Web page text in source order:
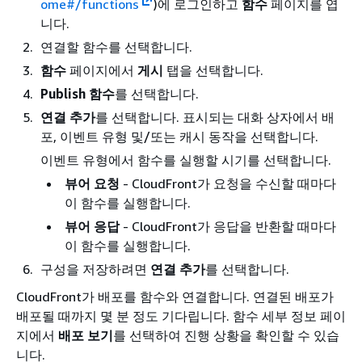
ome#/functions )에 로그인하고 함수페이지를 엽
니다.
연결할 함수를 선택합니다.
함수 페이지에서 게시 탭을 선택합니다.
Publish 함수를 선택합니다.
연결 추가를 선택합니다. 표시되는 대화 상자에서 배
포, 이벤트 유형 및/또는 캐시 동작을 선택합니다.
이벤트 유형에서 함수를 실행할 시기를 선택합니다.
뷰어 요청 - CloudFront가 요청을 수신할 때마다
이 함수를 실행합니다.
뷰어 응답- CloudFront가 응답을 반환할 때마다
이 함수를 실행합니다.
구성을 저장하려면 연결 추가를 선택합니다.
CloudFront가 배포를 함수와 연결합니다. 연결된 배포가
배포될 때까지 몇 분 정도 기다립니다. 함수 세부 정보 페이
지에서 배포 보기를 선택하여 진행 상황을 확인할 수 있습
니다.